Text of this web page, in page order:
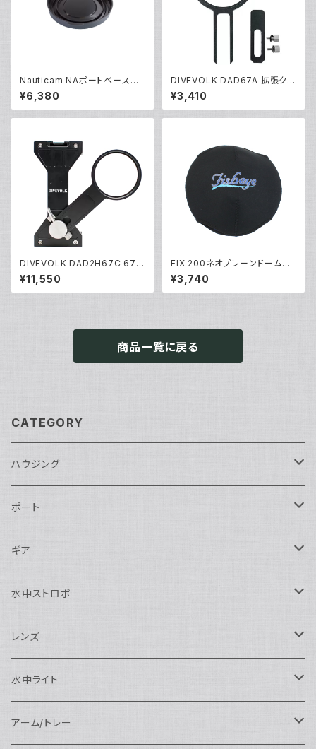
Nauticam NAポートベースリ
アキャップ [20307]
¥6,380
DIVEVOLK DAD67A 拡張クラ
ンプアダプター [21687/2168
8]
¥3,410
DIVEVOLK DAD2H67C 67m
m エクスパンションクランプ [21
690]
¥11,550
FIX 200ネオプレーンドームカ
バーII [21490]
¥3,740
商品一覧に戻る
CATEGORY
ハウジング
Nikon用
Nauticam
SEA&SEA
Canon用
Nauticam
SEA&SEA
Sony用
Nautciam
SEA&SEA
OM SYSTEM用
Nauticam
AOI
Panasonic用
Nauticam
FUJIFILM用
ポート
Nauticam
N120ドームポート
N120マクロポート
SEA&SEA
ドームポート
マクロポート
AOI
ドームポート
フラットポート
FIX
アクセサリー
Athena
ギア
AOI
OM SYSTEM用
Nauticam
SEA&SEA
水中ストロボ
SEA&SEA
アクセサリー
AOI
アクセサリー
アクセサリー
レンズ
マクロコンバージョンレンズ
Nauticam
ワイドコンバージョンレンズ
水中ライト
大光量 3000ルーメン以上
アーム/トレー